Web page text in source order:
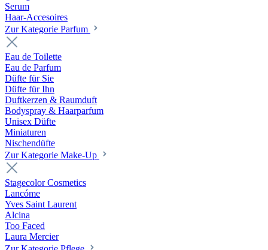
Serum
Haar-Accesoires
Zur Kategorie Parfum
Eau de Toilette
Eau de Parfum
Düfte für Sie
Düfte für Ihn
Duftkerzen & Raumduft
Bodyspray & Haarparfum
Unisex Düfte
Miniaturen
Nischendüfte
Zur Kategorie Make-Up
Stagecolor Cosmetics
Lancóme
Yves Saint Laurent
Alcina
Too Faced
Laura Mercier